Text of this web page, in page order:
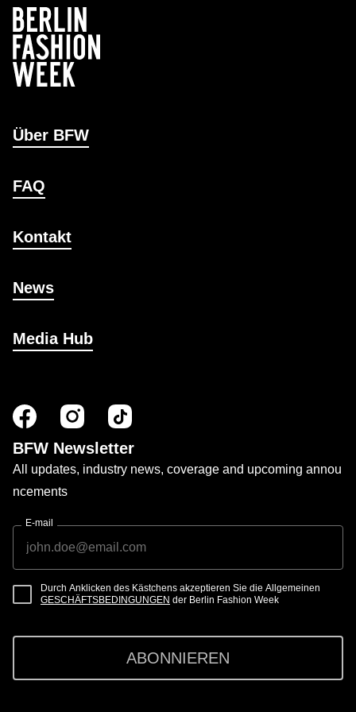
Über BFW
FAQ
Kontakt
News
Media Hub
BFW Newsletter
All updates, industry news, coverage and upcoming annou
ncements
E-mail
Durch Anklicken des Kästchens akzeptieren Sie die Allgemeinen
GESCHÄFTSBEDINGUNGEN der Berlin Fashion Week
ABONNIEREN